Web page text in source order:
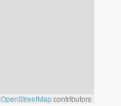
OpenStreetMapcontributors